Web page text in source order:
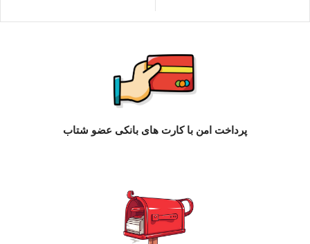
پرداخت امن با کارت های بانکی عضو شتاب